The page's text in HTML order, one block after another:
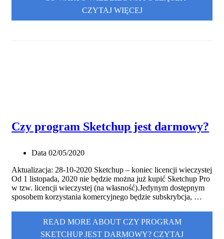
CZYTAJ WIĘCEJ
Czy program Sketchup jest darmowy?
Data 02/05/2020
Aktualizacja: 28-10-2020 Sketchup – koniec licencji wieczystej
Od 1 listopada, 2020 nie będzie można już kupić Sketchup Pro
w tzw. licencji wieczystej (na własność).Jedynym dostępnym
sposobem korzystania komercyjnego będzie subskrybcja, …
READ MORE ABOUT CZY PROGRAM
SKETCHUP JEST DARMOWY? CZYTAJ